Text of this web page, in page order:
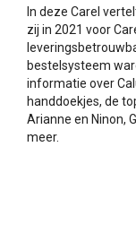
In deze Carel
zij in 2021 voor
bestelsysteem
informatie over
handdoekjes, de
Arianne en Ninon,
meer.